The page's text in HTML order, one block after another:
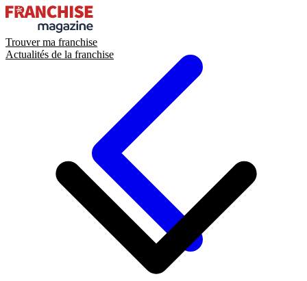
Trouver ma franchise
Actualités de la franchise